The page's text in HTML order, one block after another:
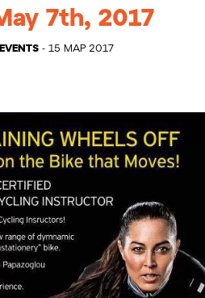
7th, 2017
- 15 ΜΑΡ 2017